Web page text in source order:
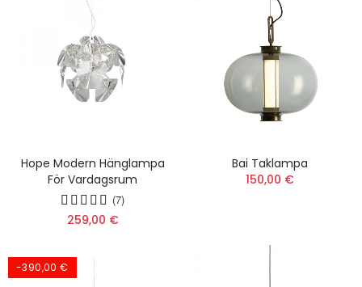
Hope Modern Hänglampa
För Vardagsrum
(7)
259,00 €
Bai Taklampa
150,00 €
-390,00 €